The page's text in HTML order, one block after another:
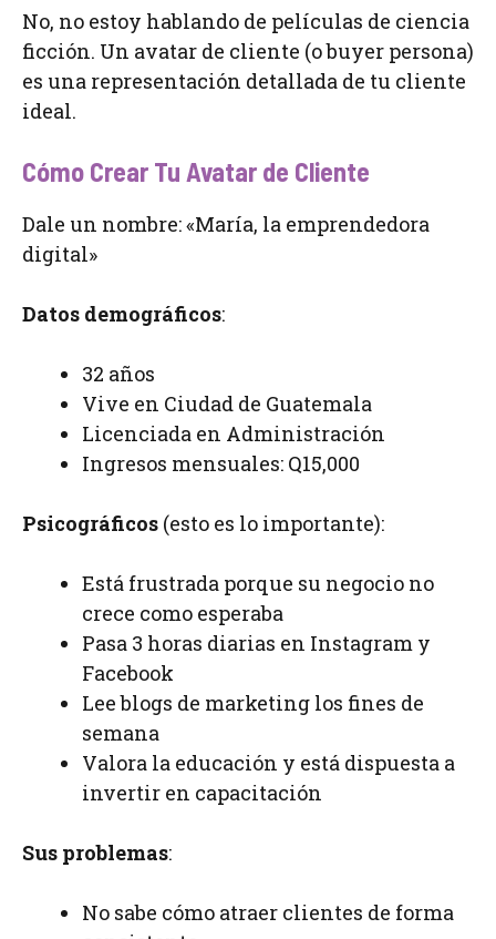
No, no estoy hablando de películas de ciencia
ficción. Un avatar de cliente (o buyer persona)
es una representación detallada de tu cliente
ideal.
Cómo Crear Tu Avatar de Cliente
Dale un nombre: «María, la emprendedora
digital»
Datos demográficos:
32 años
Vive en Ciudad de Guatemala
Licenciada en Administración
Ingresos mensuales: Q15,000
Psicográficos (esto es lo importante):
Está frustrada porque su negocio no
crece como esperaba
Pasa 3 horas diarias en Instagram y
Facebook
Lee blogs de marketing los fines de
semana
Valora la educación y está dispuesta a
invertir en capacitación
Sus problemas:
No sabe cómo atraer clientes de forma